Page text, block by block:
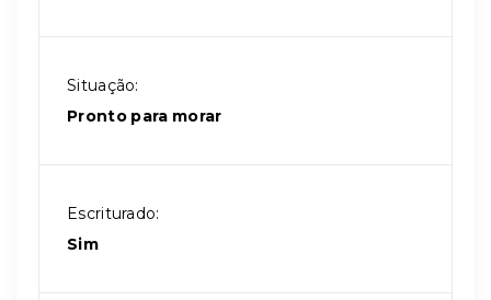
Situação:
Pronto para morar
Escriturado:
Sim